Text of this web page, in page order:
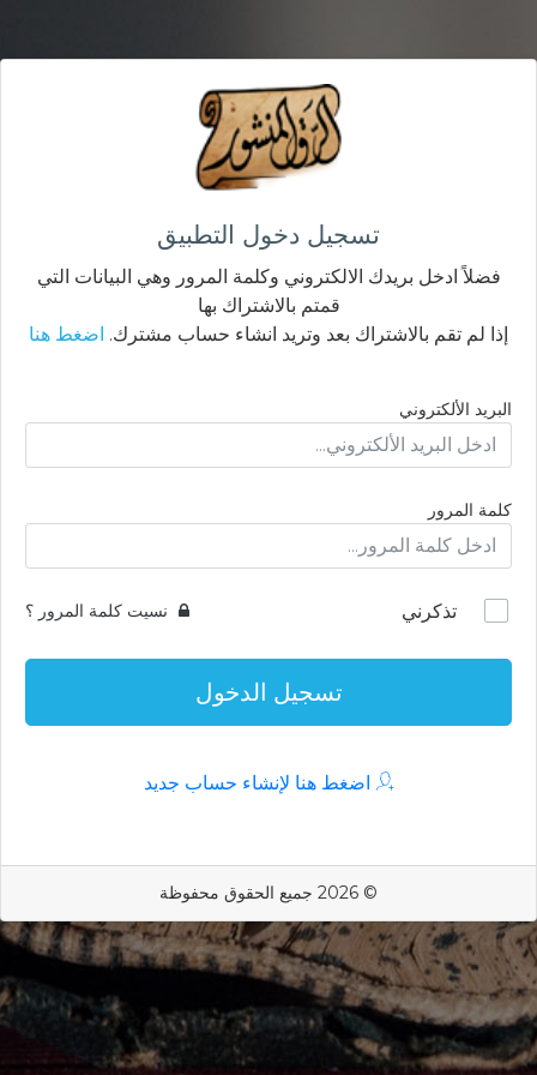
تسجيل دخول التطبيق
فضلاً ادخل بريدك الالكتروني وكلمة المرور وهي البيانات التي
قمتم بالاشتراك بها
إذا لم تقم بالاشتراك بعد وتريد انشاء حساب مشترك. اضغط هنا
البريد الألكتروني
كلمة المرور
تذكرني نسيت كلمة المرور ؟
تسجيل الدخول
اضغط هنا لإنشاء حساب جديد
© 2026 جميع الحقوق محفوظة